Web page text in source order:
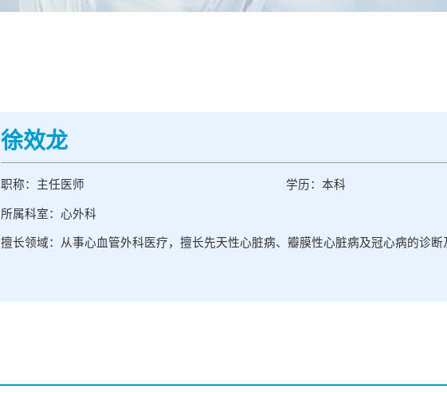
徐效龙
职称：主任医师
学历：本科
所属科室：心外科
擅长领域：从事心血管外科医疗，擅长先天性心脏病、瓣膜性心脏病及冠心病的诊断